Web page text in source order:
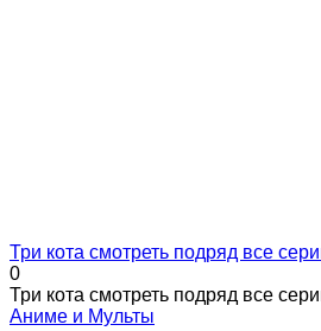
Три кота смотреть подряд все
0
Три кота смотреть подряд все
Аниме и Мульты